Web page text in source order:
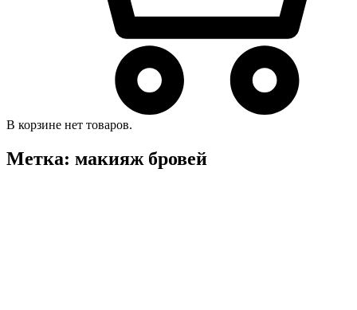
В корзине нет товаров.
Метка: макияж бровей